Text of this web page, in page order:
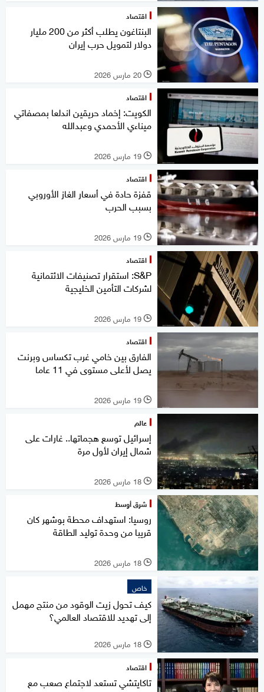
اقتصاد
البنتاغون يطلب أكثر من 200 مليار
دولار لتمويل حرب إيران
l 20 مارس 2026
اقتصاد
الكويت: إخماد حريقين اندلعا بمصفاتي
ميناءي الأحمدي وعبدالله
l 19 مارس 2026
اقتصاد
قفزة حادة في أسعار الغاز الأوروبي
بسبب الحرب
l 19 مارس 2026
اقتصاد
S&P: استقرار تصنيفات الائتمانية
لشركات التأمين الخليجية
l 19 مارس 2026
اقتصاد
الفارق بين خامي غرب تكساس وبرنت
يصل لأعلى مستوى في 11 عاما
l 19 مارس 2026
عالم
إسرائيل توسع هجماتها.. غارات على
شمال إيران لأول مرة
l 18 مارس 2026
شرق أوسط
روسيا: استهداف محطة بوشهر كان
قريبا من وحدة توليد الطاقة
l 18 مارس 2026
خاص
كيف تحول زيت الوقود من منتج مهمل
إلى تهديد للاقتصاد العالمي؟
l 18 مارس 2026
اقتصاد
تاكايتشي تستعد لاجتماع صعب مع